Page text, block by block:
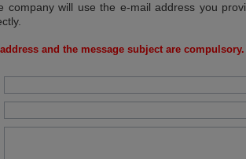
company will use the e-mail address you
and the message subject are compulsory.